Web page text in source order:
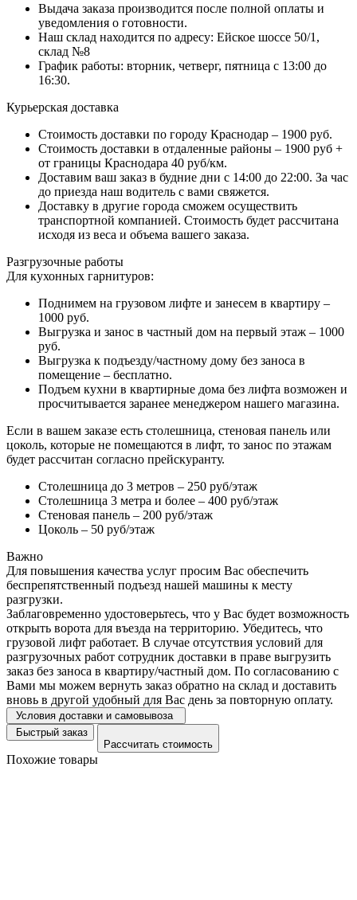
Выдача заказа производится после полной оплаты и
уведомления о готовности.
Наш склад находится по адресу: Ейское шоссе 50/1,
склад №8
График работы: вторник, четверг, пятница с 13:00 до
16:30.
Курьерская доставка
Стоимость доставки по городу Краснодар – 1900 руб.
Стоимость доставки в отдаленные районы – 1900 руб +
от границы Краснодара 40 руб/км.
Доставим ваш заказ в будние дни с 14:00 до 22:00. За час
до приезда наш водитель с вами свяжется.
Доставку в другие города сможем осуществить
транспортной компанией. Стоимость будет рассчитана
исходя из веса и объема вашего заказа.
Разгрузочные работы
Для кухонных гарнитуров:
Поднимем на грузовом лифте и занесем в квартиру –
1000 руб.
Выгрузка и занос в частный дом на первый этаж – 1000
руб.
Выгрузка к подъезду/частному дому без заноса в
помещение – бесплатно.
Подъем кухни в квартирные дома без лифта возможен и
просчитывается заранее менеджером нашего магазина.
Если в вашем заказе есть столешница, стеновая панель или
цоколь, которые не помещаются в лифт, то занос по этажам
будет рассчитан согласно прейскуранту.
Столешница до 3 метров – 250 руб/этаж
Столешница 3 метра и более – 400 руб/этаж
Стеновая панель – 200 руб/этаж
Цоколь – 50 руб/этаж
Важно
Для повышения качества услуг просим Вас обеспечить
беспрепятственный подъезд нашей машины к месту
разгрузки.
Заблаговременно удостоверьтесь, что у Вас будет возможность
открыть ворота для въезда на территорию. Убедитесь, что
грузовой лифт работает. В случае отсутствия условий для
разгрузочных работ сотрудник доставки в праве выгрузить
заказ без заноса в квартиру/частный дом. По согласованию с
Вами мы можем вернуть заказ обратно на склад и доставить
вновь в другой удобный для Вас день за повторную оплату.
Условия доставки и самовывоза
Быстрый заказ
Рассчитать стоимость
Похожие товары